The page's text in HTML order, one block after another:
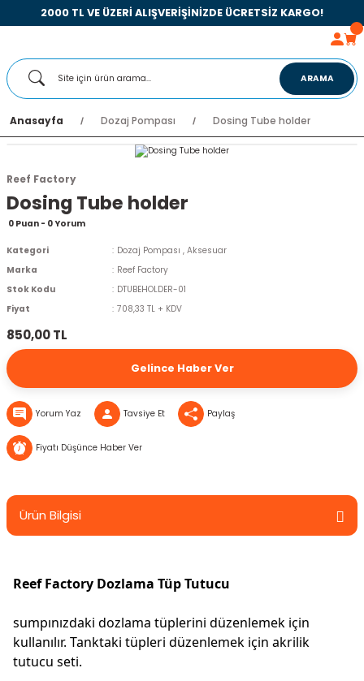
2000 TL VE ÜZERİ ALIŞVERİŞİNİZDE ÜCRETSİZ KARGO!
ARAMA
Anasayfa Dozaj Pompası Dosing Tube holder
Reef Factory
Dosing Tube holder
0 Puan - 0 Yorum
Kategori Dozaj Pompası , Aksesuar
Marka
Reef Factory
Stok Kodu
DTUBEHOLDER-01
Fiyat
708,33 TL + KDV
850,00 TL
Gelince Haber Ver
Yorum Yaz Tavsiye Et Paylaş
Fiyatı Düşünce Haber Ver
Ürün Bilgisi
Reef Factory Dozlama Tüp Tutucu
sumpınızdaki dozlama tüplerini düzenlemek için
kullanılır. Tanktaki tüpleri düzenlemek için akrilik
tutucu seti.